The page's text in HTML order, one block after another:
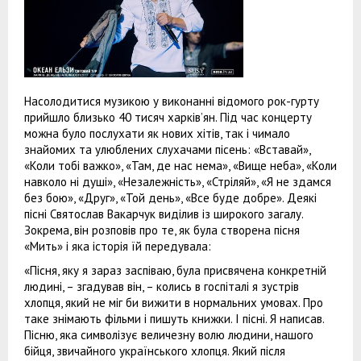
Насолодитися музикою у виконанні відомого рок-гурту
прийшло близько 40 тисяч харків’ян. Під час концерту
можна було послухати як нових хітів, так і чимало
знайомих та улюблених слухачами пісень: «Вставай»,
«Коли тобі важко», «Там, де нас нема», «Вище неба», «Коли
навколо ні душі», «Незалежність», «Стріляй», «Я не здамся
без бою», «Друг», «Той день», «Все буде добре». Деякі
пісні Святослав Вакарчук виділив із широкого загалу.
Зокрема, він розповів про те, як була створена пісня
«Мить» і яка історія їй передувала:
«Пісня, яку я зараз заспіваю, була присвячена конкретній
людині, – згадував він, – колись в госпіталі я зустрів
хлопця, який не міг би вижити в нормальних умовах. Про
таке знімають фільми і пишуть книжки. І пісні. Я написав.
Пісню, яка символізує величезну волю людини, нашого
бійця, звичайного українського хлопця. Який після